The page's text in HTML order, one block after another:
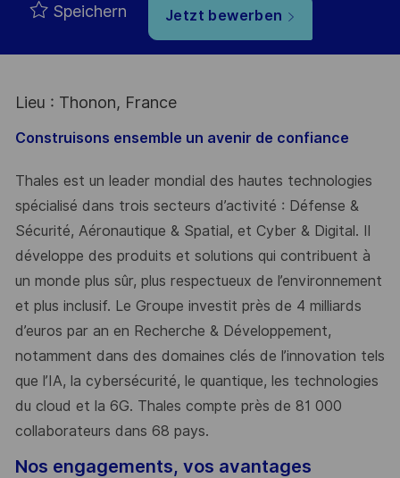
Speichern Jetzt bewerben
Lieu : Thonon, France
Construisons ensemble un avenir de confiance
Thales est un leader mondial des hautes technologies
spécialisé dans trois secteurs d’activité : Défense &
Sécurité, Aéronautique & Spatial, et Cyber & Digital. Il
développe des produits et solutions qui contribuent à
un monde plus sûr, plus respectueux de l’environnement
et plus inclusif. Le Groupe investit près de 4 milliards
d’euros par an en Recherche & Développement,
notamment dans des domaines clés de l’innovation tels
que l’IA, la cybersécurité, le quantique, les technologies
du cloud et la 6G. Thales compte près de 81 000
collaborateurs dans 68 pays.
Nos engagements, vos avantages